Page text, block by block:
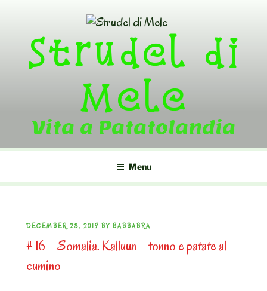
contentStrudel di
Mele
Vita a Patatolandia
Menu
POSTED
ON
DECEMBER 23, 2019 BY BABBABRA
# 16 – Somalia. Kalluun – tonno e patate al
cumino